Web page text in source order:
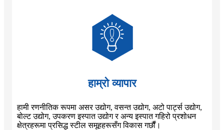
हाम्रो व्यापार
हामी रणनीतिक रूपमा असर उद्योग, वसन्त उद्योग, अटो पार्ट्स उद्योग,
बोल्ट उद्योग, उपकरण इस्पात उद्योग र अन्य इस्पात गहिरो प्रशोधन
क्षेत्रहरूमा प्रसिद्ध स्टील समूहहरूसँग विकास गर्छौं।